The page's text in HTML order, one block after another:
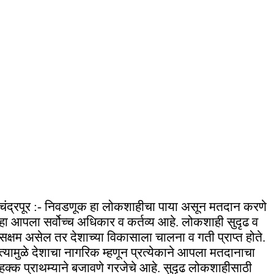
:- निवडणूक हा लोकशाहीचा पाया असून मतदान करणे
आपला सर्वोच्च अधिकार व कर्तव्य आहे. लोकशाही सुदृढ व
असेल तर देशाच्या विकासाला चालना व गती प्राप्त होते.
देशाचा नागरिक म्हणून प्रत्येकाने आपला मतदानाचा
प्राथम्याने बजावणे गरजेचे आहे. सुदृढ लोकशाहीसाठी